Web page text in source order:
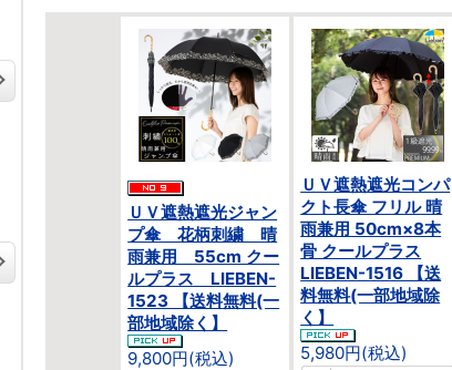
ＵＶ遮熱遮光ジャン
プ傘 花柄刺繍 晴
雨兼用 55cm クー
ルプラス LIEBEN-
1523 【送料無料(一
部地域除く】
9,800円(税込)
ＵＶ遮熱遮光コンパ
クト長傘 フリル 晴
雨兼用 50cm×8本
骨 クールプラス
LIEBEN-1516 【送
料無料(一部地域除
く】
5,980円(税込)